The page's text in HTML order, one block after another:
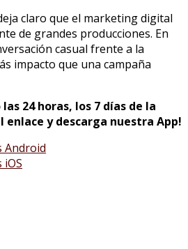
claro que el marketing digital
de grandes producciones. En
casual frente a la
impacto que una campaña
24 horas, los 7 días de la
enlace y descarga nuestra App!
Android